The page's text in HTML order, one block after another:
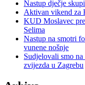
Nastup dječje
Aktivan vikend za
KUD Moslavec
Selima
Nastup na smotri
vunene nošnje
Sudjelovali smo
zvijezda u Zagrebu